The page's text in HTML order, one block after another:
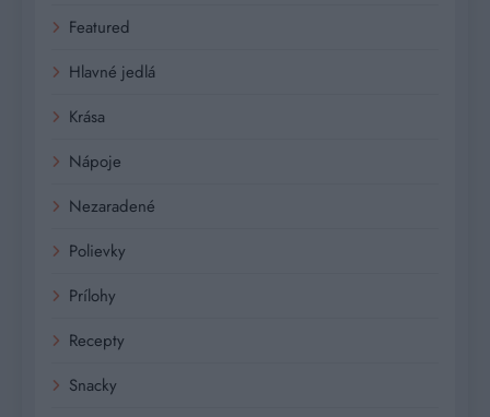
Featured
Hlavné jedlá
Krása
Nápoje
Nezaradené
Polievky
Prílohy
Recepty
Snacky